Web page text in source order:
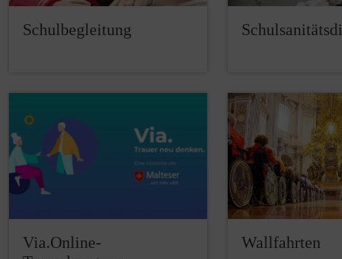
Schulbegleitung
Via.Online-
Wallfahrten